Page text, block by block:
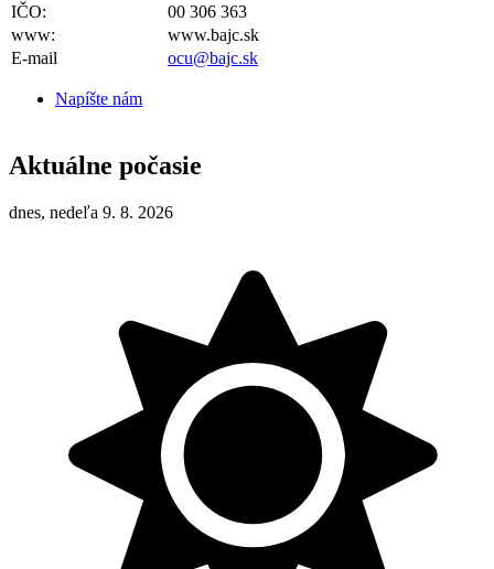
IČO:
00 306 363
www:
www.bajc.sk
E-mail
ocu@bajc.sk
Napíšte nám
Aktuálne počasie
dnes, nedeľa 9. 8. 2026